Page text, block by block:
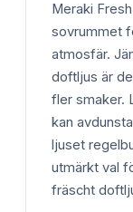
Meraki
sovrummet
atmosfär.
doftljus är
fler smaker.
kan
ljuset
utmärkt val
fräscht